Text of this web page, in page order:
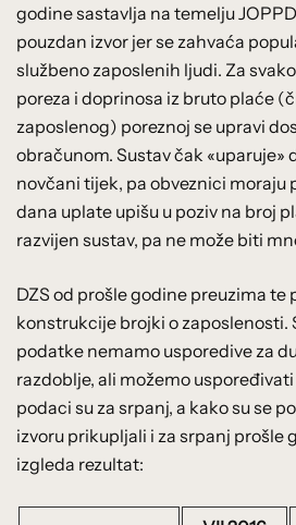
godine sastavlja na temelju
pouzdan izvor jer se zahvaća
službeno zaposlenih ljudi. Za
poreza i doprinosa iz bruto plaće
zaposlenog) poreznoj se upravi
obračunom. Sustav čak «uparuje»
novčani tijek, pa obveznici moraju
dana uplate upišu u poziv na broj
razvijen sustav, pa ne može biti
DZS od prošle godine preuzima te
konstrukcije brojki o zaposlenosti.
podatke nemamo usporedive za
razdoblje, ali možemo uspoređivati
podaci su za srpanj, a kako su se
izvoru prikupljali i za srpanj prošle
izgleda rezultat: